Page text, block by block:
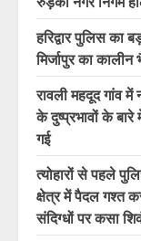
हरिद्वार पुलिस का
मिर्जापुर का
रावली महदूद गांव
के दुष्प्रभावों के
गई
त्योहारों से पहले
क्षेत्र में पैदल गश्त
संदिग्धों पर कसा